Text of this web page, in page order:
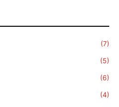
(7)
(5)
(6)
(4)